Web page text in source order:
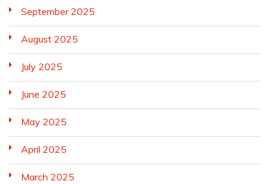
September 2025
August 2025
July 2025
June 2025
May 2025
April 2025
March 2025